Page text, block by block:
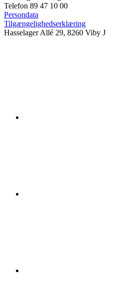
Telefon 89 47 10 00
Persondata
Tilgængelighedserklæring
Hasselager Allé 29, 8260 Viby J